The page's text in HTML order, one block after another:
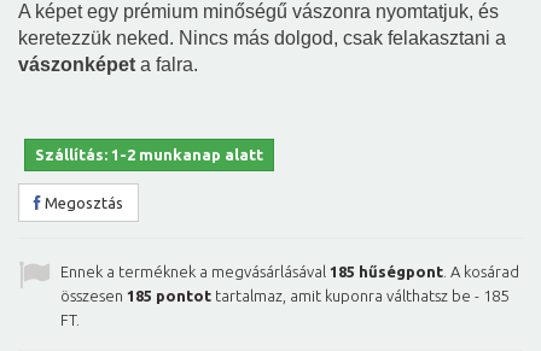
A képet egy prémium minőségű vászonra nyomtatjuk, és
keretezzük neked. Nincs más dolgod, csak felakasztani a
vászonképet a falra.
Szállítás: 1-2 munkanap alatt
Megosztás
Ennek a terméknek a megvásárlásával 185 hűségpont . A kosárad
összesen 185 pontot tartalmaz, amit kuponra válthatsz be - 185
FT.